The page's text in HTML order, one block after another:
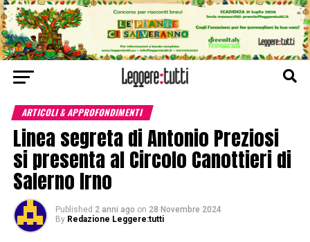
ARTICOLI & APPROFONDIMENTI
Linea segreta di Antonio Preziosi
si presenta al Circolo Canottieri di
Salerno Irno
Published 2 anni ago on 28 Novembre 2024
By Redazione Leggere:tutti